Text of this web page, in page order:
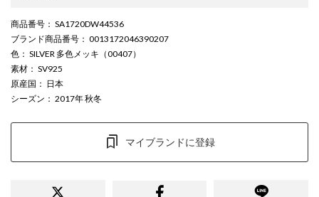
商品番号 ： SA1720DW44536
ブランド商品番号 ： 0013172046390207
色 ： SILVER 多色メッキ（00407）
素材 ： SV925
原産国 ： 日本
シーズン ： 2017年 秋冬
マイブランドに登録